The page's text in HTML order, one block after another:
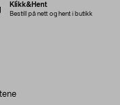
Klikk&Hent
Bestill på nett og hent i butikk